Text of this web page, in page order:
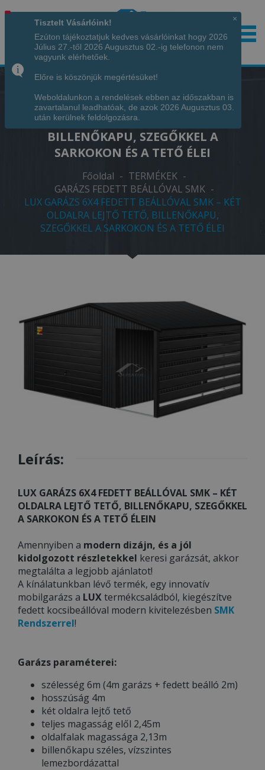
Hívjon minket!+36 70 7342034
LUX GARÁZS 6X4 FEDETT BEÁLLÓVAL
SMK – KÉT OLDALRA LEJTŐ TETŐ,
BILLENŐKAPU, SZEGŐKKEL A
SARKOKON ÉS A TETŐ ÉLEI
Főoldal - TERMÉKEK -
GARÁZS FEDETT BEÁLLÓVAL SMK -
LUX GARÁZS 6X4 FEDETT BEÁLLÓVAL SMK – KÉT
OLDALRA LEJTŐ TETŐ, BILLENŐKAPU,
SZEGŐKKEL A SARKOKON ÉS A TETŐ ÉLEI
Leírás:
LUX GARÁZS 6X4 FEDETT BEÁLLÓVAL SMK – KÉT
OLDALRA LEJTŐ TETŐ, BILLENŐKAPU, SZEGŐKKEL
A SARKOKON ÉS A TETŐ ÉLEIN
Amennyiben a modern dizájn, és a jól
kidolgozott részletekkel keresi garázsát, akkor
megtalálta a legjobb ajánlatot!
A kínálatunkban lévő termék, egy innovatív
mobilgarázs a LUXtermékcsaládból, kiegészítve
fedett kocsibeállóval modern kivitelezésben SMK
Rendszerrel!
Garázs paraméterei:
szélesség 6m (4m garázs + fedett beálló 2m)
hosszúság 4m
két oldalra lejtő tető
teljes magasság elől 2,45m
oldalfalak magassága 2,13m
billenőkapu széles, vízszintes
lemezbordázattal
×
Tisztelt Vásárlóink!
Ezúton tájékoztatjuk kedves vásárlóinkat hogy 2026
Július 27.-től 2026 Augusztus 02.-ig telefonon nem
vagyunk elérhetőek.
Előre is köszönjük megértésüket!
Weboldalunkon a rendelések ebben az időszakban is
zavartalanul leadhatóak, de azok 2026 Augusztus 03.
után kerülnek feldolgozásra.